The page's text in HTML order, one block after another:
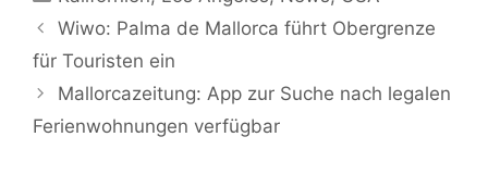
Wiwo: Palma de Mallorca führt Obergrenze
für Touristen ein
Mallorcazeitung: App zur Suche nach legalen
Ferienwohnungen verfügbar